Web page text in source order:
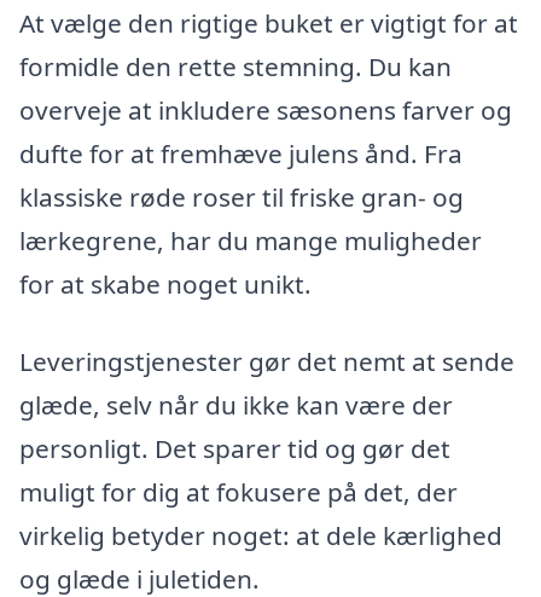
At vælge den rigtige buket er vigtigt for at
formidle den rette stemning. Du kan
overveje at inkludere sæsonens farver og
dufte for at fremhæve julens ånd. Fra
klassiske røde roser til friske gran- og
lærkegrene, har du mange muligheder
for at skabe noget unikt.
Leveringstjenester gør det nemt at sende
glæde, selv når du ikke kan være der
personligt. Det sparer tid og gør det
muligt for dig at fokusere på det, der
virkelig betyder noget: at dele kærlighed
og glæde i juletiden.